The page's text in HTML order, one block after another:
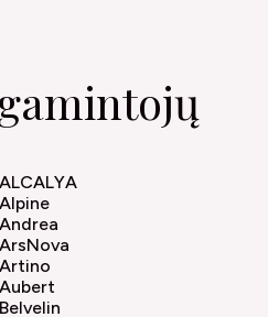
ALCALYA
Alpine
Andrea
ArsNova
Artino
Aubert
Belvelin